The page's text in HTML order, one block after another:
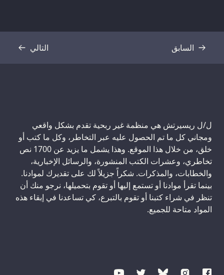
السابقنص التالي
نص
ل/ل ريسيرتش هي منظمة غير ربحية تقدم بشكل واقعي
ومجاني كل ما تم الحصول عليه عبر التخاطر، وكل ما كتب أو
خلق، من خلال هذا الموقع. وهذا يشمل ما يزيد عن 1700 نص
تخاطري، وعشرات الكتب المنشورة، والرسائل الإخبارية،
والخطابات، والمذكرات. شكراً جزيلاً لك على تقديرك لموادنا.
بينما تقرأ موادنا أو تستمع إليها أو تقوم بتحميلها، نرجو منك أن
تنظر في شراء كتبنا أو تقوم بالتبرع، كي تساعدنا في إبقاء هذه
المواد متاحة للجميع.